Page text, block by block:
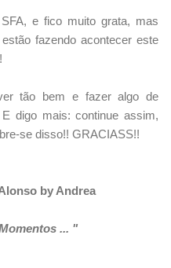
e fico muito grata, mas
fazendo acontecer este
tão bem e fazer algo de
digo mais: continue assim,
se disso!! GRACIASS!!
by Andrea
... "